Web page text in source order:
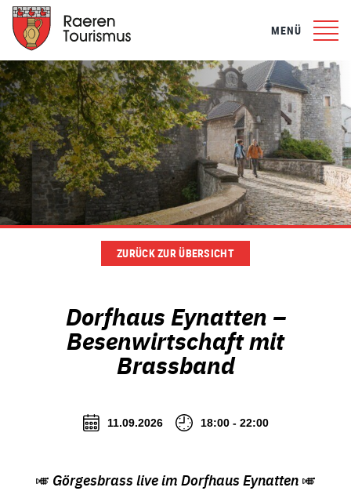
MENÜ
ZURÜCK ZUR ÜBERSICHT
Dorfhaus Eynatten –
Besenwirtschaft mit
Brassband
11.09.2026 18:00 - 22:00
🎺 Görgesbrass live im Dorfhaus Eynatten 🎺